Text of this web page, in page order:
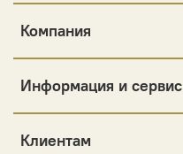
Компания
Информация и сервис
Клиентам